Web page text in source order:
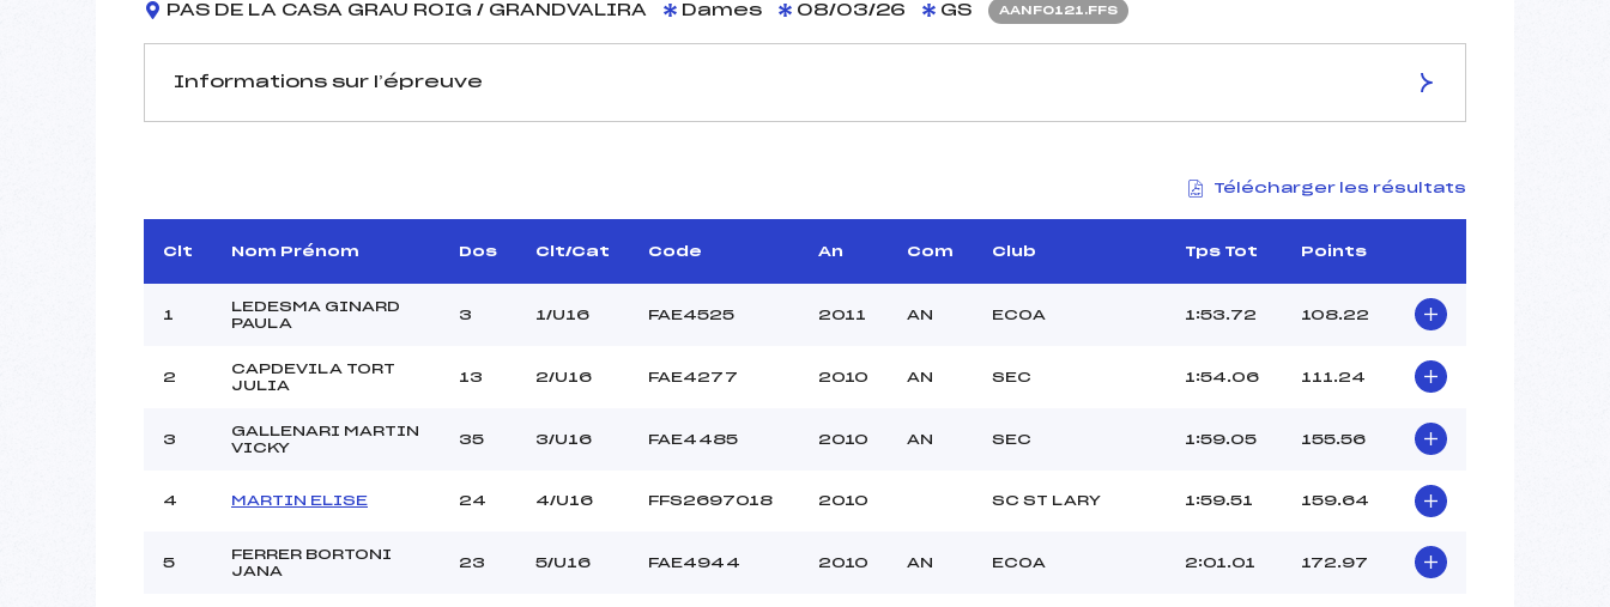
PAS DE LA CASA GRAU ROIG / GRANDVALIRA Dames 08/03/26 GS AANF0121.FFS
Informations sur l’épreuve
Arbitre :
COLL XAVIER ()
Assistant :
–
Altitude départ :
2480
Altitude arrivée :
MANCHE 1
Heure de départ :
9:45:
Ouvreurs A :
ANTOR NAIA ()
Ouvreurs C :
MANCHE 2
Heure de départ :
11:45
FERNANDEZ MARTI ()
TOSSEN TOMMY ()
GANZA NAHUEL ()
Télécharger les résultats
Clt Nom Prénom Dos Clt/Cat Code An Com Club Tps Tot Points
1
LEDESMA GINARD
PAULA
3 1/U16 FAE4525 2011 AN ECOA 1:53.72 108.22
2
CAPDEVILA TORT
JULIA
13 2/U16 FAE4277 2010 AN SEC 1:54.06 111.24
3
GALLENARI MARTIN
VICKY
35 3/U16 FAE4485 2010 AN SEC 1:59.05 155.56
4 MARTIN ELISE 24 4/U16 FFS2697018 2010 SC ST LARY 1:59.51 159.64
5
FERRER BORTONI
JANA
23 5/U16 FAE4944 2010 AN ECOA 2:01.01 172.97